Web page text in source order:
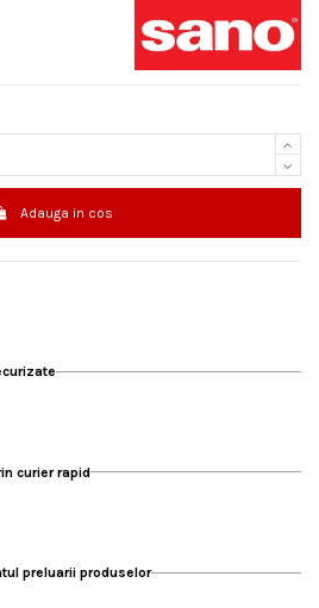
Adauga in cos
curier rapid
preluarii produselor